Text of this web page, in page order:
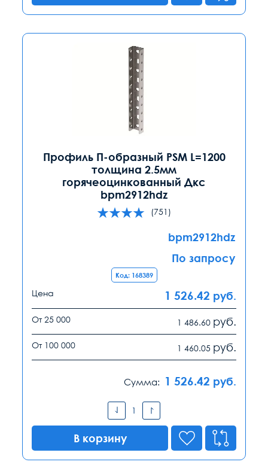
Профиль П-образный PSM L=1200
толщина 2.5мм
горячеоцинкованный Дкс
bpm2912hdz
(751)
bpm2912hdz
По запросу
Код: 168389
Цена 1 526.42 руб.
От 25 000 1 486.60 руб.
От 100 000 1 460.05 руб.
Сумма: 1 526.42 руб.
В корзину